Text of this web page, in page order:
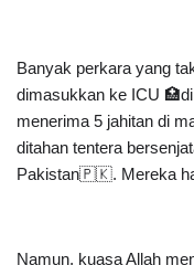
Banyak perkara yang
dimasukkan ke ICU
menerima 5 jahitan di
ditahan tentera
Pakistan🇵🇰. Mereka
Namun, kuasa Allah